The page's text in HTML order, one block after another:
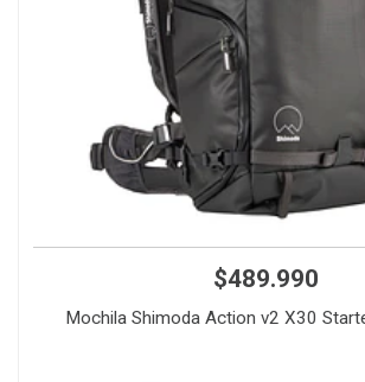
$489.990
Mochila Shimoda Action v2 X30